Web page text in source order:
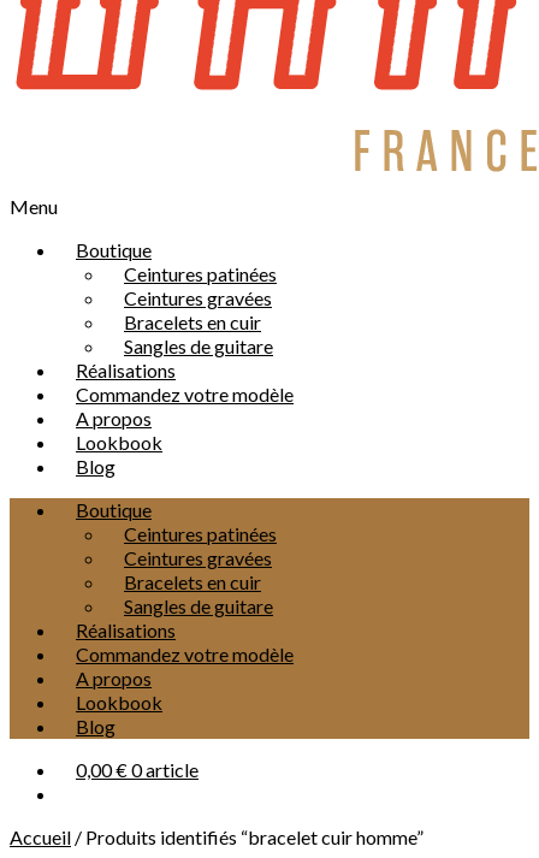
Menu
Boutique
Ceintures patinées
Ceintures gravées
Bracelets en cuir
Sangles de guitare
Réalisations
Commandez votre modèle
A propos
Lookbook
Blog
Boutique
Ceintures patinées
Ceintures gravées
Bracelets en cuir
Sangles de guitare
Réalisations
Commandez votre modèle
A propos
Lookbook
Blog
0,00 €0 article
Accueil / Produits identifiés “bracelet cuir homme”